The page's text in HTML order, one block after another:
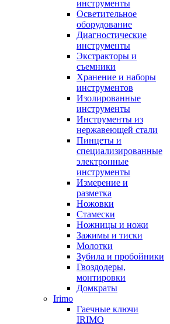
инструменты
Осветительное
оборудование
Диагностические
инструменты
Экстракторы и
съемники
Хранение и наборы
инструментов
Изолированные
инструменты
Инструменты из
нержавеющей стали
Пинцеты и
специализированные
электронные
инструменты
Измерение и
разметка
Ножовки
Стамески
Ножницы и ножи
Зажимы и тиски
Молотки
Зубила и пробойники
Гвоздодеры,
монтировки
Домкраты
Irimo
Гаечные ключи
IRIMO